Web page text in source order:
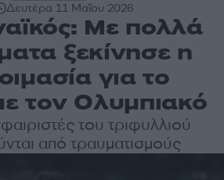
Δευτέρα 11 Μαΐου 2026
Με πολλά
ξεκίνησε η
για το
τον Ολυμπιακό
του τριφυλλιού
από τραυματισμούς